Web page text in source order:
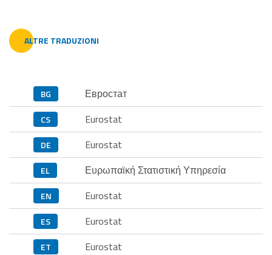
ALTRE TRADUZIONI
BG Евростат
CS Eurostat
DE Eurostat
EL Ευρωπαϊκή Στατιστική Υπηρεσία
EN Eurostat
ES Eurostat
ET Eurostat